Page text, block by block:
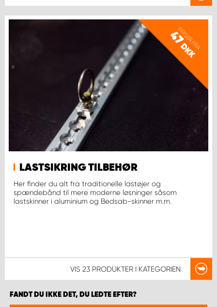
PRISER FRA
47
DKK
LASTSIKRING TILBEHØR
Her finder du alt fra traditionelle lastøjer og
spændebånd til mere moderne løsninger såsom
lastskinner i aluminium og Bedsab-skinner m.m.
VIS 23 PRODUKTER I KATEGORIEN
FANDT DU IKKE DET, DU LEDTE EFTER?